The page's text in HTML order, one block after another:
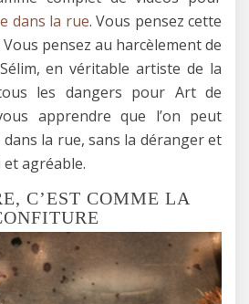
dans la rue. Vous pensez cette
pensez au harcèlement de
en véritable artiste de la
les dangers pour Art de
apprendre que l’on peut
la rue, sans la déranger et
agréable.
C’EST COMME LA